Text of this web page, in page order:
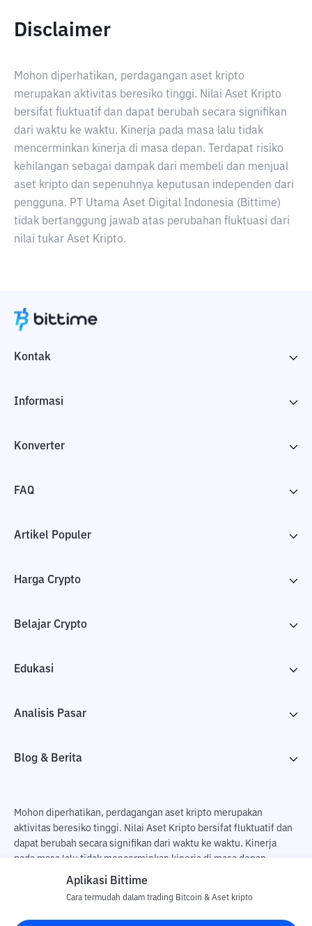
Disclaimer
Mohon diperhatikan, perdagangan aset kripto
merupakan aktivitas beresiko tinggi. Nilai Aset Kripto
bersifat fluktuatif dan dapat berubah secara signifikan
dari waktu ke waktu. Kinerja pada masa lalu tidak
mencerminkan kinerja di masa depan. Terdapat risiko
kehilangan sebagai dampak dari membeli dan menjual
aset kripto dan sepenuhnya keputusan independen dari
pengguna. PT Utama Aset Digital Indonesia (Bittime)
tidak bertanggung jawab atas perubahan fluktuasi dari
nilai tukar Aset Kripto.
Kontak
Informasi
Konverter
FAQ
Artikel Populer
Harga Crypto
Belajar Crypto
Edukasi
Analisis Pasar
Blog & Berita
Mohon diperhatikan, perdagangan aset kripto merupakan
aktivitas beresiko tinggi. Nilai Aset Kripto bersifat fluktuatif dan
dapat berubah secara signifikan dari waktu ke waktu. Kinerja
pada masa lalu tidak mencerminkan kinerja di masa depan.
Terdapat risiko kehilangan sebagai dampak dari membeli dan
pengguna. PT Utama Aset Digital Indonesia (Bittime) tidak
bertanggung jawab atas perubahan fluktuasi dari nilai tukar Aset
Aplikasi Bittime
Cara termudah dalam trading Bitcoin & Aset kripto